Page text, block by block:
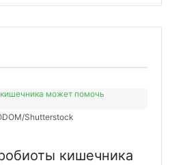
Shutterstock
кишечника